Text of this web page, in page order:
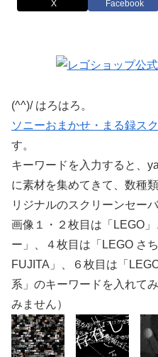
X Facebook
(^^)/ はろはろ。
ソニーおまかせ・まる録ス
す。
キーワードを入力すると、
に素材を集めてきて、数種
リジナルのスクリーンセー
画像１・２枚目は「LEGO
ー」、４枚目は「LEGO さ
FUJITA」、６枚目は「
系」のキーワードを入れて
みません）